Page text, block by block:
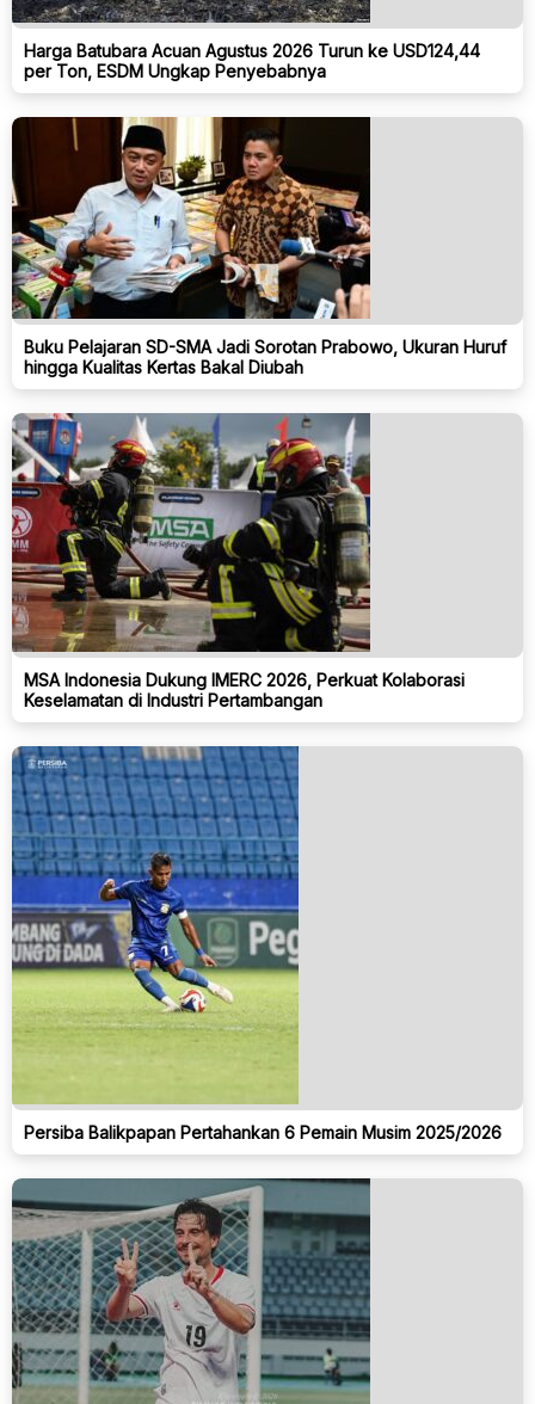
Harga Batubara Acuan Agustus 2026 Turun ke USD124,44
per Ton, ESDM Ungkap Penyebabnya
Buku Pelajaran SD-SMA Jadi Sorotan Prabowo, Ukuran Huruf
hingga Kualitas Kertas Bakal Diubah
MSA Indonesia Dukung IMERC 2026, Perkuat Kolaborasi
Keselamatan di Industri Pertambangan
Persiba Balikpapan Pertahankan 6 Pemain Musim 2025/2026